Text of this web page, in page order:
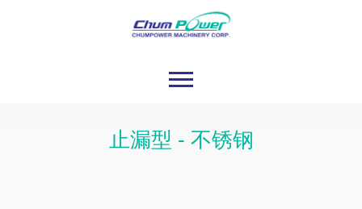
止漏型 - 不锈钢